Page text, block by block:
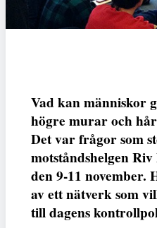
Vad kan människor
högre murar och
Det var frågor som
motståndshelgen
den 9-11 november.
av ett nätverk som
till dagens